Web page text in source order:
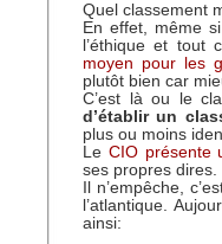
Quel classement
En effet, même
l’éthique et tout
moyen pour les
plutôt bien car
C’est là ou le
d’établir un
plus ou moins
Le CIO présente
ses propres dires.
Il n’empêche,
l’atlantique.
ainsi: